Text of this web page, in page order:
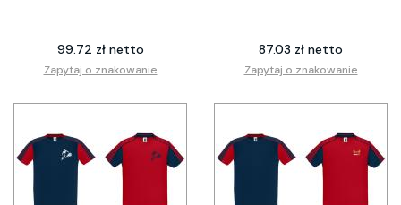
99.72 zł netto
Zapytaj o znakowanie
87.03 zł netto
Zapytaj o znakowanie